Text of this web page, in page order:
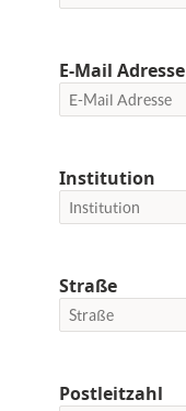
E-Mail Adresse
Institution
Straße
Postleitzahl